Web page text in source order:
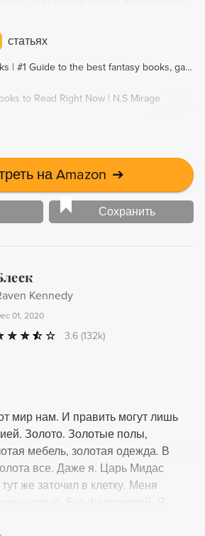
которых под угрозой гибели
команда "Мостожогов" из
у осаждённого города
крепости, населённой древним
Слухи о грядущем бунте в Семи
в магическом раскладе Колоды
что равны самим Богам. И
изменений, которые потрясут
"Сады Луны" впервые
и комментированном
над текстом переводчик и
непосредственно с самим
статьях
Best Dark Fantasy Books | #1 Guide to the best fantasy books, games, movies, and more!
to Read Right Now | N.S Mirage
на Amazon ➔
Сохранить
Kennedy
01, 2020
3.6 (132k)
мир нам. И править могут лишь
Золото. Золотые полы,
мебель, золотая одежда. В
все. Даже я. Царь Мидас
же заточил в клетку. Меня
превратил в золото, чтобы